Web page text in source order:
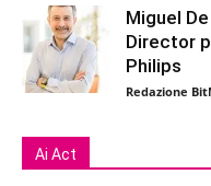
Miguel
Director
Philips
Redazione
Ai Act